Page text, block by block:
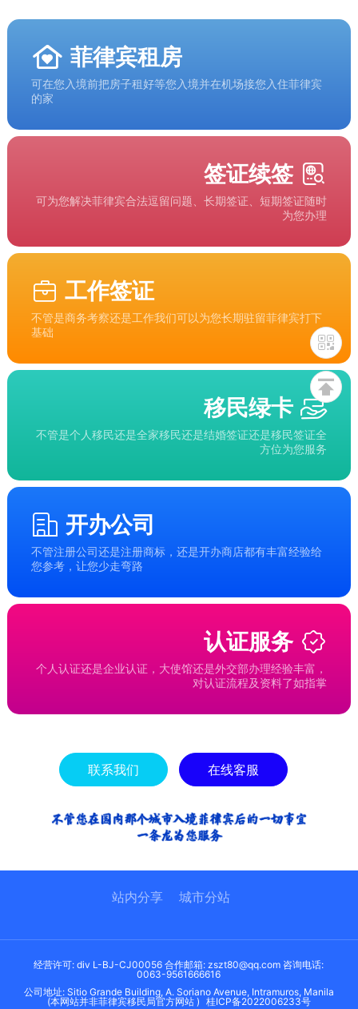
菲律宾租房
可在您入境前把房子租好等您入境并在机场接您入住菲律宾
的家
签证续签
可为您解决菲律宾合法逗留问题、长期签证、短期签证随时
为您办理
工作签证
不管是商务考察还是工作我们可以为您长期驻留菲律宾打下
基础
移民绿卡
不管是个人移民还是全家移民还是结婚签证还是移民签证全
方位为您服务
开办公司
不管注册公司还是注册商标，还是开办商店都有丰富经验给
您参考，让您少走弯路
认证服务
个人认证还是企业认证，大使馆还是外交部办理经验丰富，
对认证流程及资料了如指掌
联系我们 在线客服
站内分享 城市分站
经营许可: div L-BJ-CJ00056 合作邮箱: zszt80@qq.com 咨询电话:
0063-9561666616
公司地址: Sitio Grande Building, A. Soriano Avenue, Intramuros, Manila
(本网站并非菲律宾移民局官方网站 ) 桂ICP备2022006233号